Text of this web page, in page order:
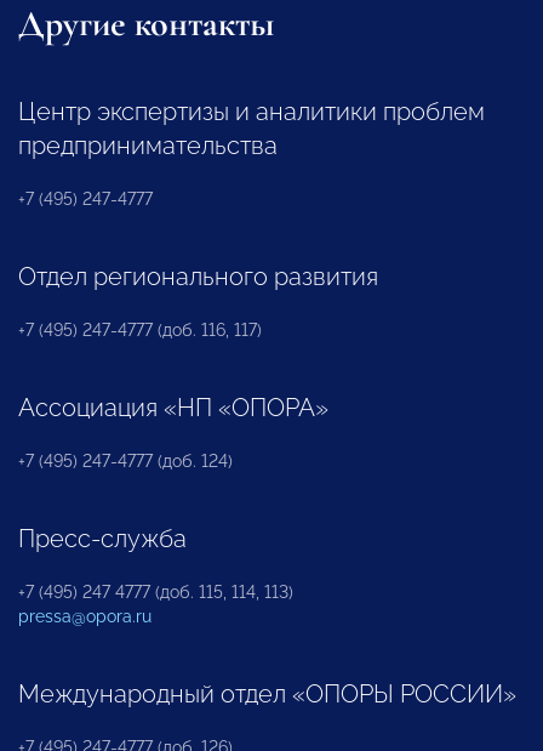
Другие контакты
Центр экспертизы и аналитики проблем
предпринимательства
+7 (495) 247-4777
Отдел регионального развития
+7 (495) 247-4777 (доб. 116, 117)
Ассоциация «НП «ОПОРА»
+7 (495) 247-4777 (доб. 124)
Пресс-служба
+7 (495) 247 4777 (доб. 115, 114, 113)
pressa@opora.ru
Международный отдел «ОПОРЫ РОССИИ»